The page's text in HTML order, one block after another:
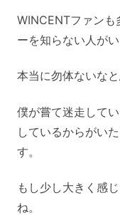
WINCENTファンも
ーを知らない人がい
本当に勿体ないなと
僕が嘗て迷走して
しているからがい
す。
もし少し大きく感
ね。